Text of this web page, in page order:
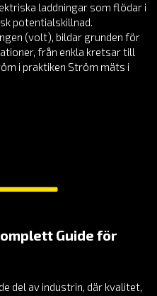
laddningar som flödar i
potentialskillnad.
(volt), bildar grunden för
från enkla kretsar till
i praktiken Ström mäts i
Guide för
del av industrin, där kvalitet,